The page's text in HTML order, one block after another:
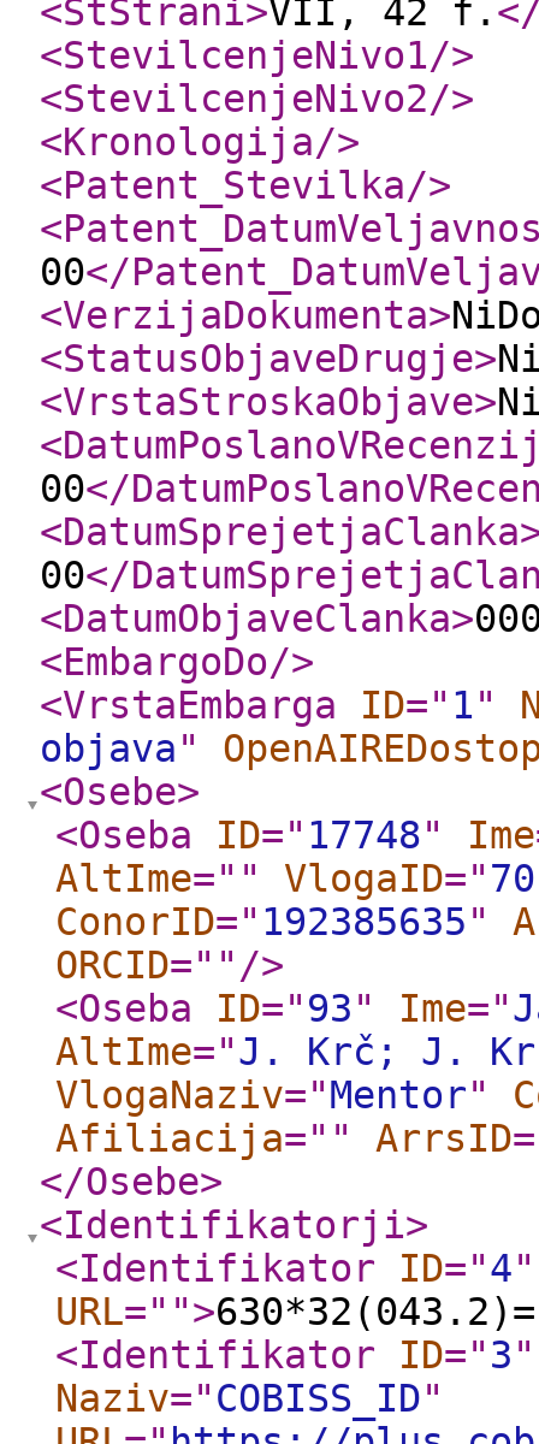
<StStrani>VII, 42 f.
<StevilcenjeNivo1/>
<StevilcenjeNivo2/>
<Kronologija/>
<Patent_Stevilka/>
00</
<VerzijaDokumenta>
<StatusObjaveDrugje>
<VrstaStroskaObjave>
00</
<DatumSprejetjaClanka
00</
<DatumObjaveClanka>
<EmbargoDo/>
<VrstaEmbarga
ID=" 1"
objava"
<Osebe>
<Oseba
ID=" 17748" Ime
AltIme=" " VlogaID="70
ConorID=" 192385635"
ORCID=" " />
<Oseba
ID="93" Ime="
AltIme="J. Krč; J.
VlogaNaziv="Mentor"
Afiliacija=" " ArrsID
</Osebe>
<Identifikatorji>
<Identifikator
ID="4"
URL=" ">
<Identifikator
ID="3"
Naziv="COBISS_ID"